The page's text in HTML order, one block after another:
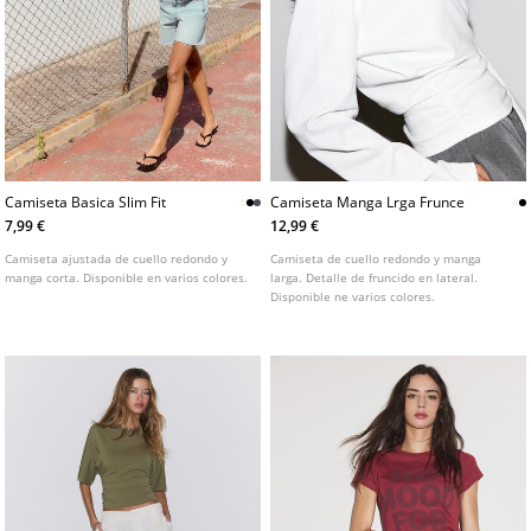
Camiseta Basica Slim Fit
7,99 €
Camiseta ajustada de cuello redondo y
manga corta. Disponible en varios colores.
Camiseta Manga Lrga Frunce
12,99 €
Camiseta de cuello redondo y manga
larga. Detalle de fruncido en lateral.
Disponible ne varios colores.